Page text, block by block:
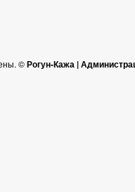
©Рогун-Кажа |